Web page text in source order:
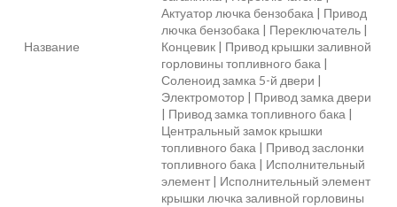
Название
Актуатор лючка бензобака | Привод
лючка бензобака | Переключатель |
Концевик | Привод крышки заливной
горловины топливного бака |
Соленоид замка 5-й двери |
Электромотор | Привод замка двери
| Привод замка топливного бака |
Центральный замок крышки
топливного бака | Привод заслонки
топливного бака | Исполнительный
элемент | Исполнительный элемент
крышки лючка заливной горловины